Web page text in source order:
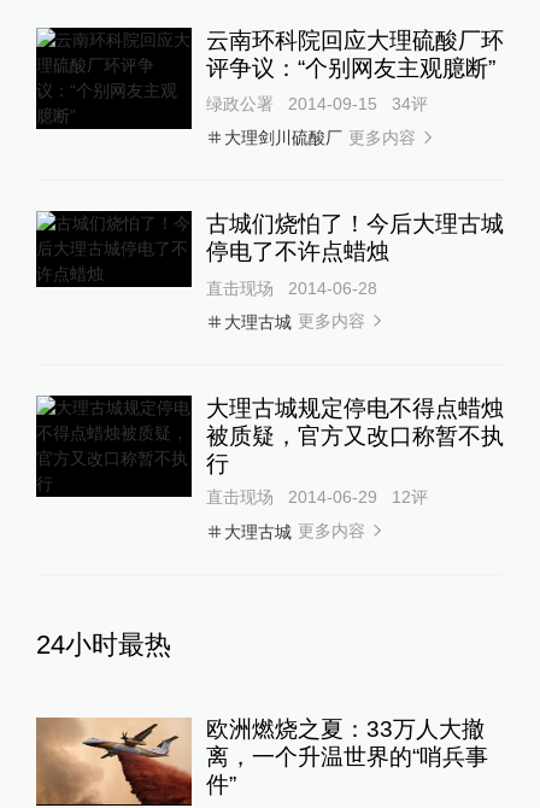
云南环科院回应大理硫酸厂环
评争议：“个别网友主观臆断”
绿政公署 2014-09-15 34评
大理剑川硫酸厂 更多内容
古城们烧怕了！今后大理古城
停电了不许点蜡烛
直击现场
2014-06-28
大理古城 更多内容
大理古城规定停电不得点蜡烛
被质疑，官方又改口称暂不执
行
直击现场 2014-06-29 12评
大理古城 更多内容
24小时最热
欧洲燃烧之夏：33万人大撤
离，一个升温世界的“哨兵事
件”